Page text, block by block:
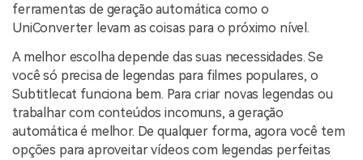
ferramentas de geração automática como o
UniConverter levam as coisas para o próximo nível.
A melhor escolha depende das suas necessidades. Se
você só precisa de legendas para filmes populares, o
Subtitlecat funciona bem. Para criar novas legendas ou
trabalhar com conteúdos incomuns, a geração
automática é melhor. De qualquer forma, agora você tem
opções para aproveitar vídeos com legendas perfeitas